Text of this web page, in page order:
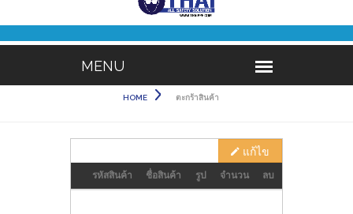
HOME ตะกร้าสินค้า
แก้ไข
รหัสสินค้า ชื่อสินค้า รูป จำนวน ลบ